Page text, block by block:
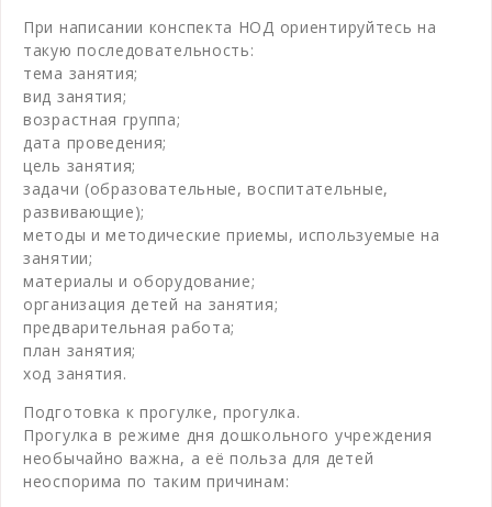
При написании конспекта НОД ориентируйтесь на
такую последовательность:
тема занятия;
вид занятия;
возрастная группа;
дата проведения;
цель занятия;
задачи (образовательные, воспитательные,
развивающие);
методы и методические приемы, используемые на
занятии;
материалы и оборудование;
организация детей на занятия;
предварительная работа;
план занятия;
ход занятия.
Подготовка к прогулке, прогулка.
Прогулка в режиме дня дошкольного учреждения
необычайно важна, а её польза для детей
неоспорима по таким причинам: